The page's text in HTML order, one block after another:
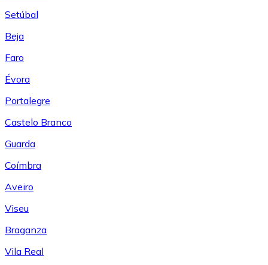
Setúbal
Beja
Faro
Évora
Portalegre
Castelo Branco
Guarda
Coímbra
Aveiro
Viseu
Braganza
Vila Real